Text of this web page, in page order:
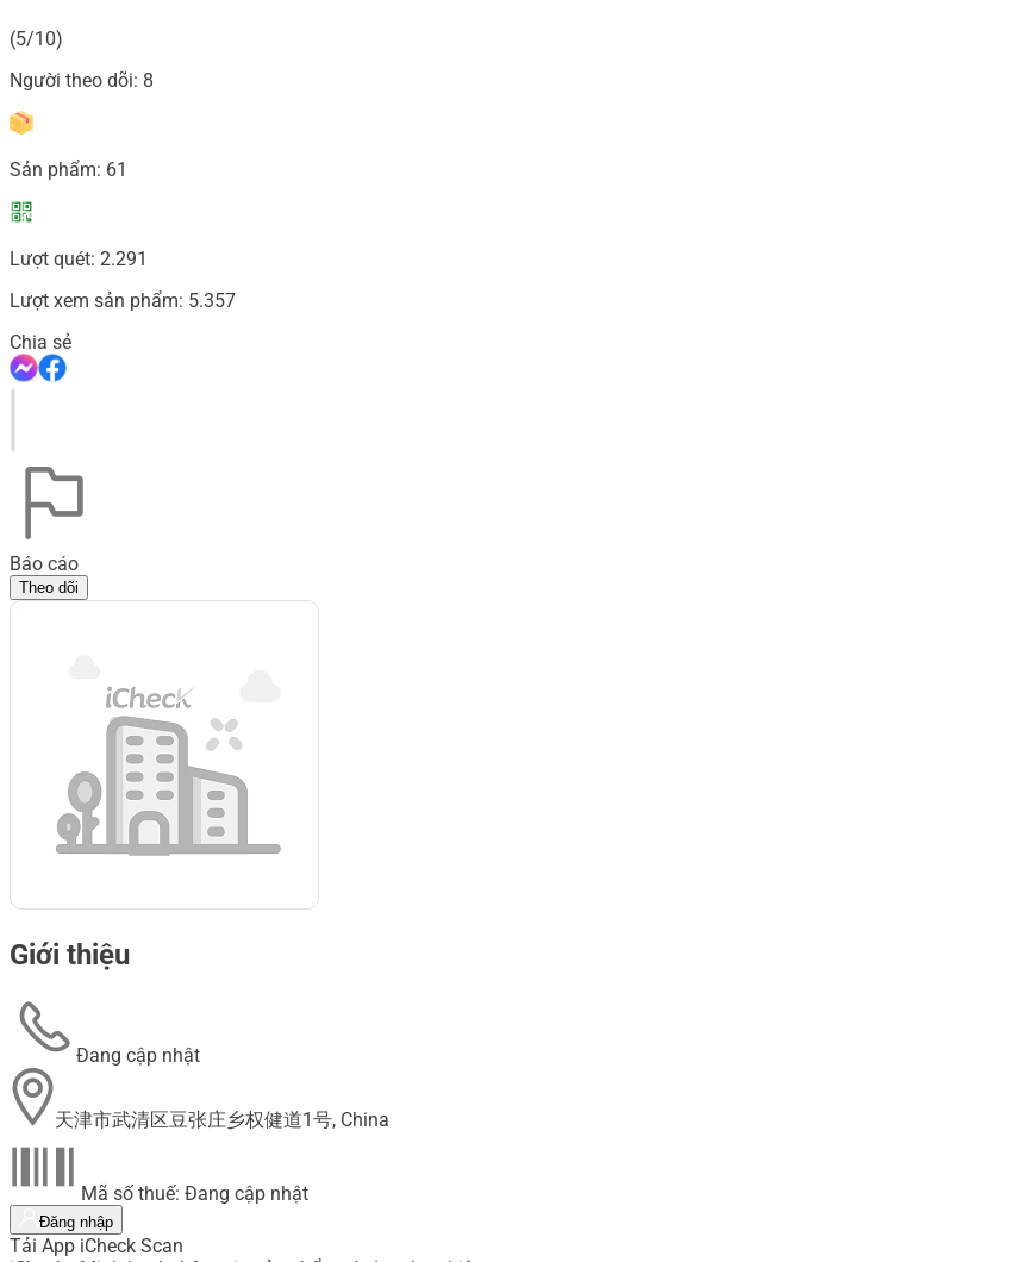
(5/10)
Người theo dõi: 8
Sản phẩm: 61
Lượt quét: 2.291
Lượt xem sản phẩm: 5.357
Chia sẻ
Báo cáo
Theo dõi
Giới thiệu
Đang cập nhật
天津市武清区豆张庄乡权健道1号, China
Mã số thuế: Đang cập nhật
Đăng nhập
Tải App iCheck Scan